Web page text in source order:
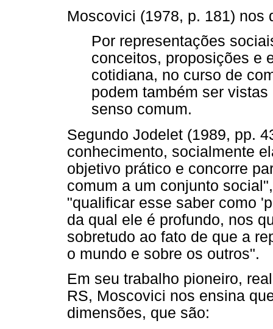
Moscovici (1978, p. 181) nos
Por representações
conceitos, proposições e
cotidiana, no curso de
podem também ser
senso comum.
Segundo Jodelet (1989, pp.
conhecimento, socialmente
objetivo prático e concorre
comum a um conjunto
"qualificar esse saber como
da qual ele é profundo, nos
sobretudo ao fato de que a
o mundo e sobre os outros".
Em seu trabalho pioneiro,
RS, Moscovici nos ensina
dimensões, que são: